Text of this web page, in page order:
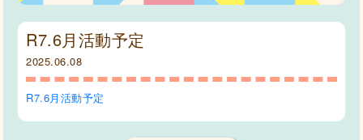
R7.6月活動予定
2025.06.08
R7.6月活動予定